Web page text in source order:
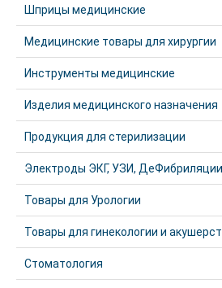
Шприцы медицинские
Медицинские товары для хирургии
Инструменты медицинские
Изделия медицинского назначения
Продукция для стерилизации
Электроды ЭКГ, УЗИ, ДеФибриляции
Товары для Урологии
Товары для гинекологии и
Стоматология